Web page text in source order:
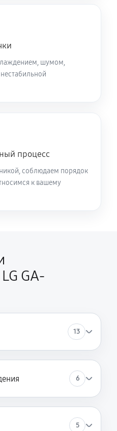
шумом,
процесс
соблюдаем порядок
к вашему
GA-
13
6
5